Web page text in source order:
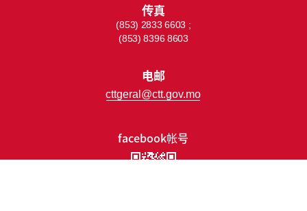
facebook帐号
传真
(853) 2833 6603 ;
(853) 8396 8603
电邮
cttgeral@ctt.gov.mo